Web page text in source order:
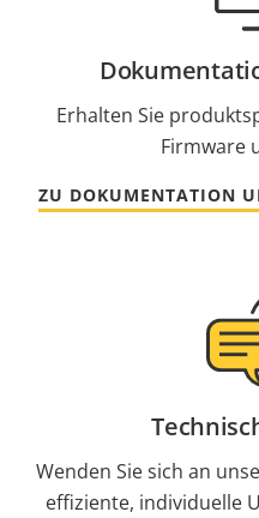
Erhalten Sie
Firmware
ZU DOKUMENTATION
Wenden Sie sich an
effiziente, individuelle